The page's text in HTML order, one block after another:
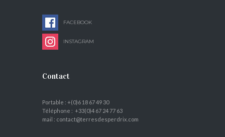
FACEBOOK
INSTAGRAM
Contact
Portable : +(0)6 18 67 49 30
Téléphone : +33(0)4 67 24 77 63
mail : contact@terresdesperdrix.com